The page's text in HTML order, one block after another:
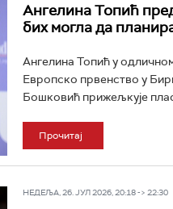
Ангелина Топић
бих могла да
Ангелина Топић у
Европско првенство у
Бошковић прижељкује
Прочитај
НЕДЕЉА, 26. ЈУЛ 2026, 20:18 -> 22:30